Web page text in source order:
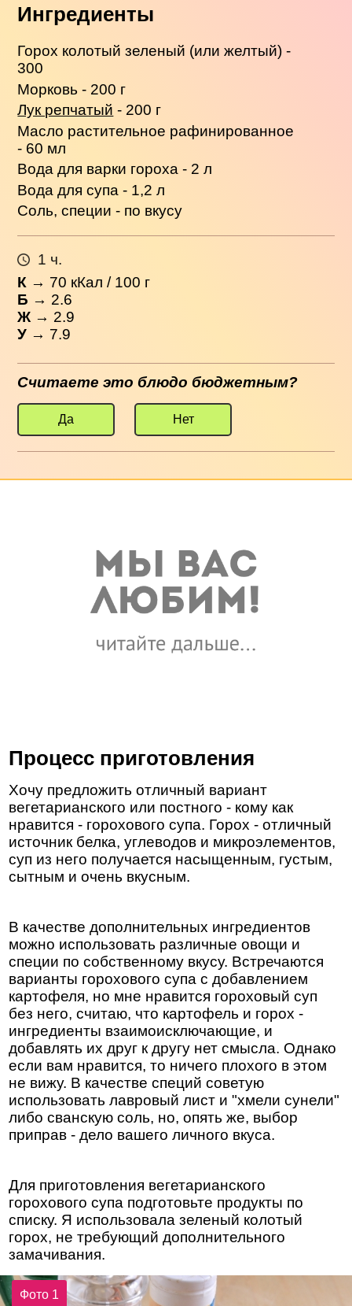
Ингредиенты
Горох колотый зеленый (или желтый) -
300
Морковь - 200 г
Лук репчатый - 200 г
Масло растительное рафинированное
- 60 мл
Вода для варки гороха - 2 л
Вода для супа - 1,2 л
Соль, специи - по вкусу
1 ч.
К → 70 кКал / 100 г
Б → 2.6
Ж → 2.9
У → 7.9
Считаете это блюдо бюджетным?
Да Нет
Процесс приготовления
Хочу предложить отличный вариант
вегетарианского или постного - кому как
нравится - горохового супа. Горох - отличный
источник белка, углеводов и микроэлементов,
суп из него получается насыщенным, густым,
сытным и очень вкусным.
В качестве дополнительных ингредиентов
можно использовать различные овощи и
специи по собственному вкусу. Встречаются
варианты горохового супа с добавлением
картофеля, но мне нравится гороховый суп
без него, считаю, что картофель и горох -
ингредиенты взаимоисключающие, и
добавлять их друг к другу нет смысла. Однако
если вам нравится, то ничего плохого в этом
не вижу. В качестве специй советую
использовать лавровый лист и "хмели сунели"
либо сванскую соль, но, опять же, выбор
приправ - дело вашего личного вкуса.
Для приготовления вегетарианского
горохового супа подготовьте продукты по
списку. Я использовала зеленый колотый
горох, не требующий дополнительного
замачивания.
Фото 1